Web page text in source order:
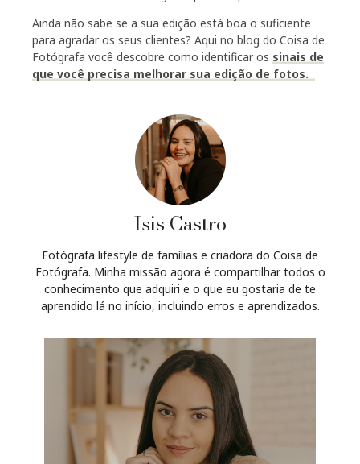
Ainda não sabe se a sua edição está boa o suficiente
para agradar os seus clientes? Aqui no blog do Coisa de
Fotógrafa você descobre como identificar os sinais de
que você precisa melhorar sua edição de fotos.
Isis Castro
Fotógrafa lifestyle de famílias e criadora do Coisa de
Fotógrafa. Minha missão agora é compartilhar todos o
conhecimento que adquiri e o que eu gostaria de te
aprendido lá no início, incluindo erros e aprendizados.